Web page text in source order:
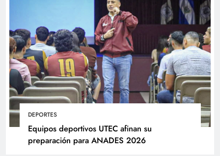
DEPORTES
Equipos deportivos UTEC afinan su
preparación para ANADES 2026